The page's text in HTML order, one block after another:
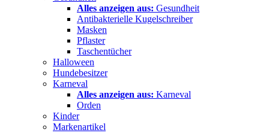
Alles anzeigen aus: Gesundheit
Antibakterielle Kugelschreiber
Masken
Pflaster
Taschentücher
Halloween
Hundebesitzer
Karneval
Alles anzeigen aus: Karneval
Orden
Kinder
Markenartikel